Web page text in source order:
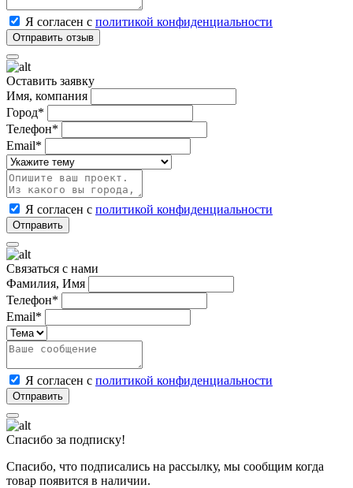
Я согласен с политикой конфиденциальности
Оставить заявку
Имя, компания
Город*
Телефон*
Email*
Я согласен с политикой конфиденциальности
Связаться с нами
Фамилия, Имя
Телефон*
Email*
Я согласен с политикой конфиденциальности
Спасибо за подписку!
Спасибо, что подписались на рассылку, мы сообщим когда
товар появится в наличии.